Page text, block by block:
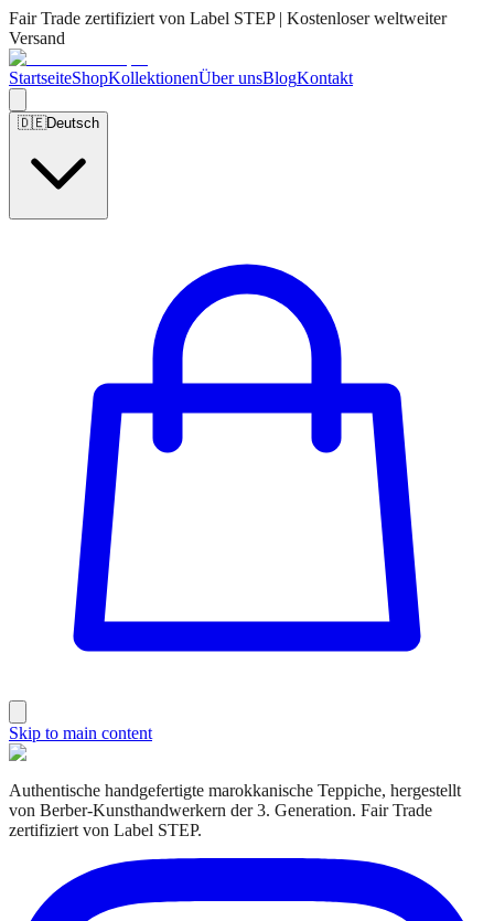
Fair Trade zertifiziert von Label STEP | Kostenloser weltweiter
Versand
StartseiteShopKollektionenÜber unsBlogKontakt
🇩🇪Deutsch
Skip to main content
Authentische handgefertigte marokkanische Teppiche, hergestellt
von Berber-Kunsthandwerkern der 3. Generation. Fair Trade
zertifiziert von Label STEP.